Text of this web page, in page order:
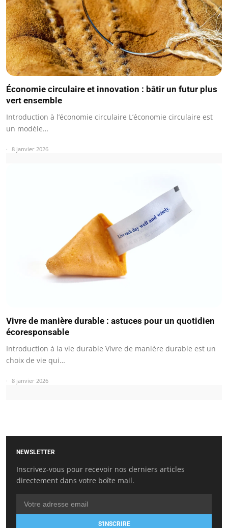
Économie circulaire et innovation : bâtir un futur plus
vert ensemble
Introduction à l’économie circulaire L’économie circulaire est
un modèle…
8 janvier 2026
Vivre de manière durable : astuces pour un quotidien
écoresponsable
Introduction à la vie durable Vivre de manière durable est un
choix de vie qui…
8 janvier 2026
NEWSLETTER
Inscrivez-vous pour recevoir nos derniers articles
directement dans votre boîte mail.
S'INSCRIRE